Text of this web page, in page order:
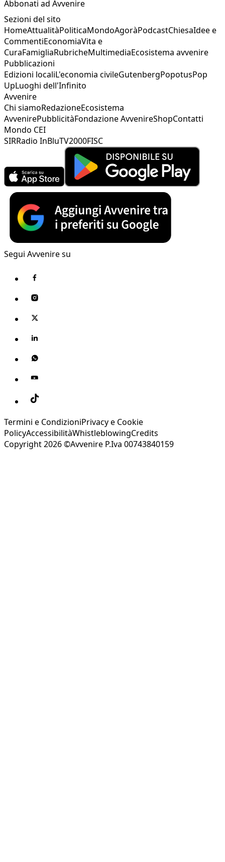
Abbonati ad Avvenire
Sezioni del sito
HomeAttualitàPoliticaMondoAgoràPodcastChiesaIdee e
CommentiEconomiaVita e
CuraFamigliaRubricheMultimediaEcosistema avvenire
Pubblicazioni
Edizioni localiL'economia civileGutenbergPopotusPop
UpLuoghi dell'Infinito
Avvenire
Chi siamoRedazioneEcosistema
AvvenirePubblicitàFondazione AvvenireShopContatti
Mondo CEI
SIRRadio InBluTV2000FISC
Segui Avvenire su
Termini e CondizioniPrivacy e Cookie
PolicyAccessibilitàWhistleblowingCredits
Copyright 2026 ©Avvenire P.Iva 00743840159